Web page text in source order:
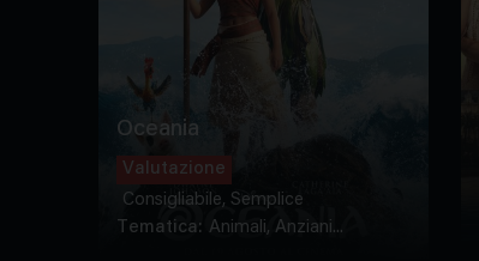
Oceania
Valutazione
Consigliabile, Semplice
Tematica: Animali, Anziani...